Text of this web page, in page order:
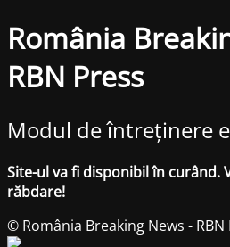
România
RBN Press
Modul de întreținere
Site-ul va fi disponibil în curând.
răbdare!
© România Breaking News - RBN